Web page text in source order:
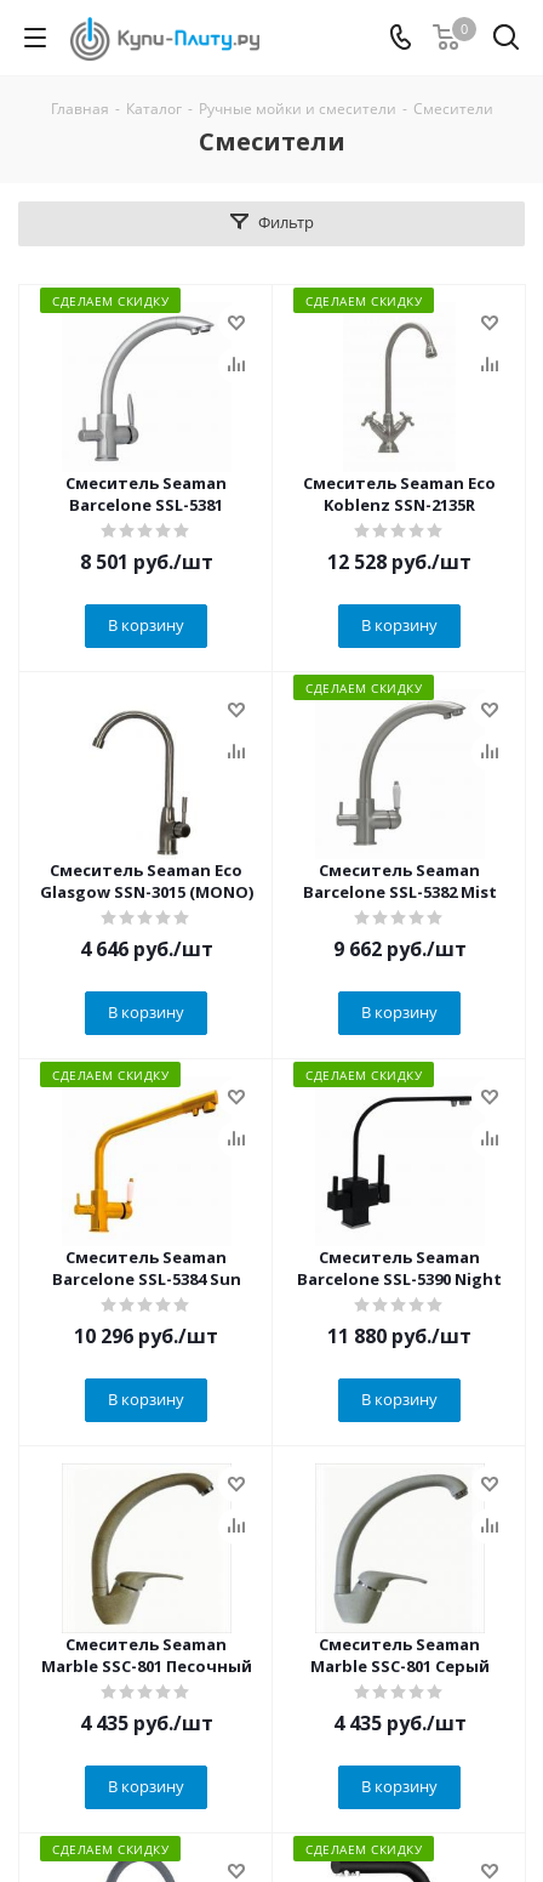
0
Главная - Каталог - Ручные мойки и смесители - Смесители
Смесители
Фильтр
СДЕЛАЕМ СКИДКУ
Смеситель Seaman
Barcelone SSL-5381
8 501 руб./шт
В корзину
СДЕЛАЕМ СКИДКУ
Смеситель Seaman Eco
Koblenz SSN-2135R
12 528 руб./шт
В корзину
Смеситель Seaman Eco
Glasgow SSN-3015 (MONO)
4 646руб./шт
В корзину
СДЕЛАЕМ СКИДКУ
Смеситель Seaman
Barcelone SSL-5382 Mist
9 662руб./шт
В корзину
СДЕЛАЕМ СКИДКУ
Смеситель Seaman
Barcelone SSL-5384 Sun
10 296 руб./шт
В корзину
СДЕЛАЕМ СКИДКУ
Смеситель Seaman
Barcelone SSL-5390 Night
11 880 руб./шт
В корзину
Смеситель Seaman
Marble SSC-801 Песочный
4 435руб./шт
В корзину
Смеситель Seaman
Marble SSC-801 Серый
4 435руб./шт
В корзину
СДЕЛАЕМ СКИДКУ СДЕЛАЕМ СКИДКУ